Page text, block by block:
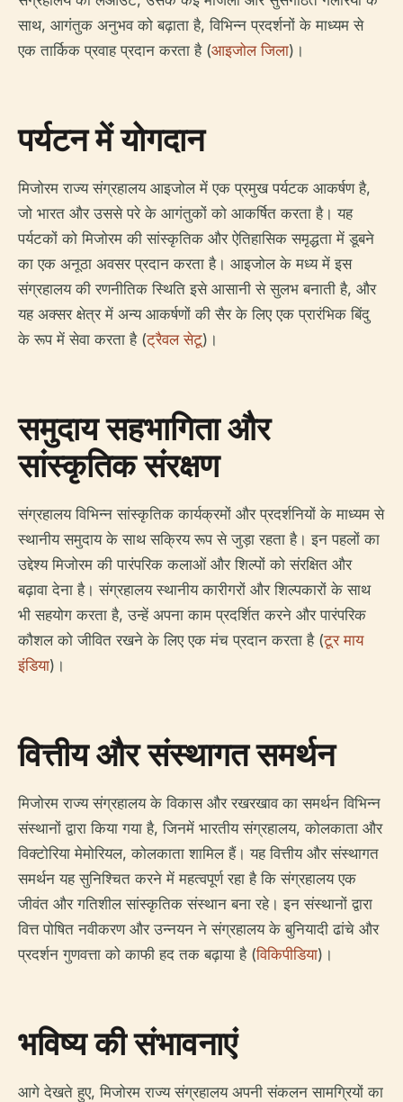
साथ, आगंतुक अनुभव को बढ़ाता है, विभिन्न प्रदर्शनों के माध्यम से
एक तार्किक प्रवाह प्रदान करता है (आइजोल जिला)।
पर्यटन में योगदान
मिजोरम राज्य संग्रहालय आइजोल में एक प्रमुख पर्यटक आकर्षण है,
जो भारत और उससे परे के आगंतुकों को आकर्षित करता है। यह
पर्यटकों को मिजोरम की सांस्कृतिक और ऐतिहासिक समृद्धता में डूबने
का एक अनूठा अवसर प्रदान करता है। आइजोल के मध्य में इस
संग्रहालय की रणनीतिक स्थिति इसे आसानी से सुलभ बनाती है, और
यह अक्सर क्षेत्र में अन्य आकर्षणों की सैर के लिए एक प्रारंभिक बिंदु
के रूप में सेवा करता है (ट्रैवल सेटू)।
समुदाय सहभागिता और
सांस्कृतिक संरक्षण
संग्रहालय विभिन्न सांस्कृतिक कार्यक्रमों और प्रदर्शनियों के माध्यम से
स्थानीय समुदाय के साथ सक्रिय रूप से जुड़ा रहता है। इन पहलों का
उद्देश्य मिजोरम की पारंपरिक कलाओं और शिल्पों को संरक्षित और
बढ़ावा देना है। संग्रहालय स्थानीय कारीगरों और शिल्पकारों के साथ
भी सहयोग करता है, उन्हें अपना काम प्रदर्शित करने और पारंपरिक
कौशल को जीवित रखने के लिए एक मंच प्रदान करता है (टूर माय
इंडिया)।
वित्तीय और संस्थागत समर्थन
मिजोरम राज्य संग्रहालय के विकास और रखरखाव का समर्थन विभिन्न
संस्थानों द्वारा किया गया है, जिनमें भारतीय संग्रहालय, कोलकाता और
विक्टोरिया मेमोरियल, कोलकाता शामिल हैं। यह वित्तीय और संस्थागत
समर्थन यह सुनिश्चित करने में महत्वपूर्ण रहा है कि संग्रहालय एक
जीवंत और गतिशील सांस्कृतिक संस्थान बना रहे। इन संस्थानों द्वारा
वित्त पोषित नवीकरण और उन्नयन ने संग्रहालय के बुनियादी ढांचे और
प्रदर्शन गुणवत्ता को काफी हद तक बढ़ाया है (विकिपीडिया)।
भविष्य की संभावनाएं
आगे देखते हुए, मिजोरम राज्य संग्रहालय अपनी संकलन सामग्रियों का